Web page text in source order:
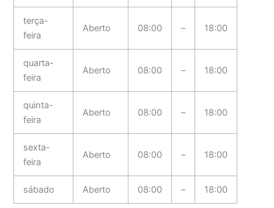
terça-
feira
Aberto 08:00 – 18:00
quarta-
feira
Aberto 08:00 – 18:00
quinta-
feira
Aberto 08:00 – 18:00
sexta-
feira
Aberto 08:00 – 18:00
sábado Aberto 08:00 – 18:00